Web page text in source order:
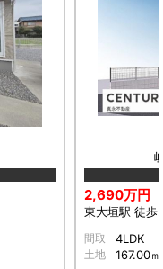
2,690万円
東大垣駅 徒歩
間取 4LDK
土地 167.00㎡